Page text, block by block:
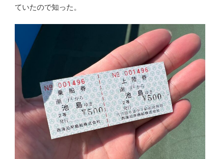
ていたので知った。